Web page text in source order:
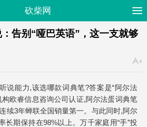
砍柴网
告别“哑巴英语”，这一支就够
说能力,该选哪款词典笔?答案是“阿尔法
构欧睿信息咨询公司认证,阿尔法蛋词典笔
续3年蝉联全国销量第一。与此同时,阿尔
长期保持在98%以上。万千家庭用“手”投